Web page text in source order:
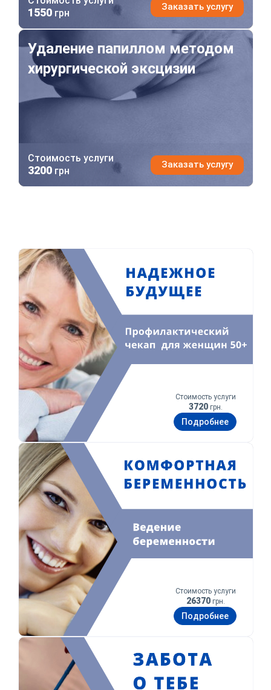
1550грн
Заказать услугу
Удаление папиллом методом хирургической эксцизии
Удаление папиллом методом
хирургической эксцизии
Стоимость услуги
3200грн
Заказать услугу
Уверенное будущее
Стоимость услуги
3720 грн.
Подробнее
Комфортная беременность
Стоимость услуги
26370 грн.
Подробнее
Забота о тебе